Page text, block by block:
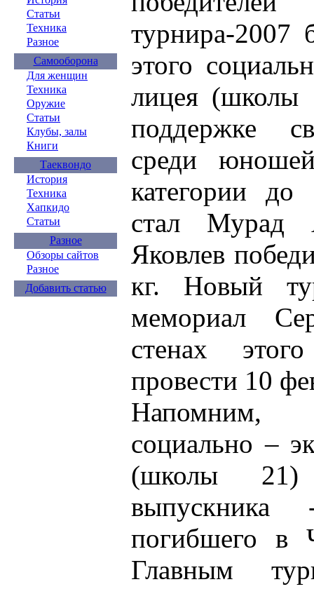
Статьи
Техника
Разное
Самооборона
Для женщин
Техника
Оружие
Статьи
Клубы, залы
Книги
Таеквондо
История
Техника
Хапкидо
Статьи
Разное
Обзоры сайтов
Разное
Добавить статью
турнира-2007
этого
лицея
поддержке
среди
категории
стал Мурад
Яковлев
кг. Новый
мемориал
стенах
провести 10
Напомним,
социально –
(школы 21)
погибшего в
Главным